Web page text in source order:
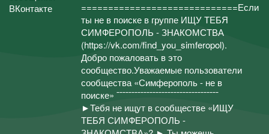
=============================Если
ты не в поиске в группе ИЩУ ТЕБЯ
СИМФЕРОПОЛЬ - ЗНАКОМСТВА
(https://vk.com/find_you_simferopol).
Добро пожаловать в это
сообщество.Уважаемые пользователи
сообщества «Симферополь - не в
поиске» ¯¯¯¯¯¯¯¯¯¯¯¯¯¯¯¯¯¯¯¯¯¯¯¯¯¯¯¯¯¯¯¯¯¯
►Тебя не ищут в сообществе «ИЩУ
ТЕБЯ СИМФЕРОПОЛЬ -